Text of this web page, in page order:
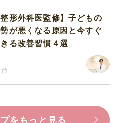
整形外科医監修】子どもの
が悪くなる原因と今すぐ
る改善習慣４選
前
をもっと見る